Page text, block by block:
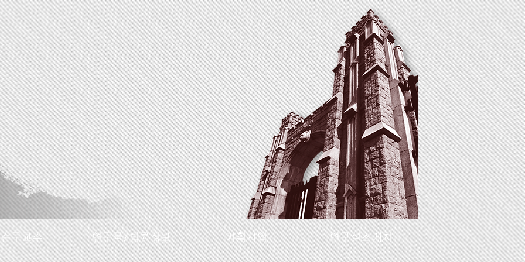
구교수 연구물/법률정보 기획사업 연구실스케치